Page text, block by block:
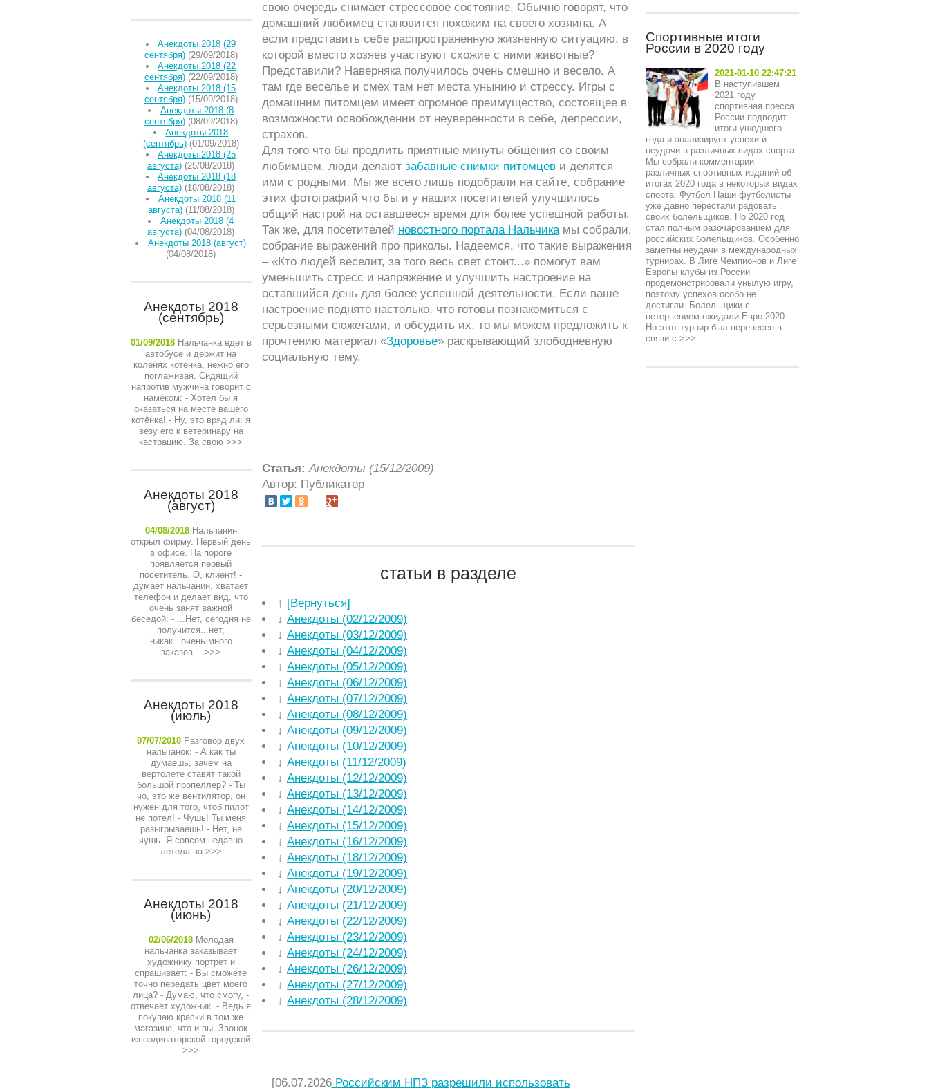
Анекдоты 2018 (29
сентября)(29/09/2018)
Анекдоты 2018 (22
сентября)(22/09/2018)
Анекдоты 2018 (15
сентября)(15/09/2018)
Анекдоты 2018 (8
сентября)(08/09/2018)
Анекдоты 2018
(сентябрь)(01/09/2018)
Анекдоты 2018 (25
августа) (25/08/2018)
Анекдоты 2018 (18
августа) (18/08/2018)
Анекдоты 2018 (11
августа)(11/08/2018)
Анекдоты 2018 (4
августа) (04/08/2018)
Анекдоты 2018 (август)
(04/08/2018)
Анекдоты 2018
(сентябрь)
01/09/2018 Нальчанка едет в
автобусе и держит на
коленях котёнка, нежно его
поглаживая. Сидящий
напротив мужчина говорит с
намёком: - Хотел бы я
оказаться на месте вашего
котёнка! - Ну, это вряд ли: я
везу его к ветеринару на
кастрацию. За свою >>>
Анекдоты 2018
(август)
04/08/2018 Нальчанин
открыл фирму. Первый день
в офисе. На пороге
появляется первый
посетитель. О, клиент! -
думает нальчанин, хватает
телефон и делает вид, что
очень занят важной
беседой: - ...Нет, сегодня не
получится...нет,
никак...очень много
заказов... >>>
Анекдоты 2018
(июль)
07/07/2018 Разговор двух
нальчанок: - А как ты
думаешь, зачем на
вертолете ставят такой
большой пропеллер? - Ты
чо, это же вентилятор, он
нужен для того, чтоб пилот
не потел! - Чушь! Ты меня
разыгрываешь! - Нет, не
чушь. Я совсем недавно
летела на>>>
Анекдоты 2018
(июнь)
02/06/2018 Молодая
нальчанка заказывает
художнику портрет и
спрашивает: - Вы сможете
точно передать цвет моего
лица? - Думаю, что смогу, -
отвечает художник. - Ведь я
покупаю краски в том же
магазине, что и вы. Звонок
из ординаторской городской
>>>
свою очередь снимает стрессовое состояние. Обычно говорят, что
домашний любимец становится похожим на своего хозяина. А
если представить себе распространенную жизненную ситуацию, в
которой вместо хозяев участвуют схожие с ними животные?
Представили? Наверняка получилось очень смешно и весело. А
там где веселье и смех там нет места унынию и стрессу. Игры с
домашним питомцем имеет огромное преимущество, состоящее в
возможности освобождении от неуверенности в себе, депрессии,
страхов.
Для того что бы продлить приятные минуты общения со своим
любимцем, люди делают забавные снимки питомцеви делятся
ими с родными. Мы же всего лишь подобрали на сайте, собрание
этих фотографий что бы и у наших посетителей улучшилось
общий настрой на оставшееся время для более успешной работы.
Так же, для посетителей новостного портала Нальчикамы собрали,
собрание выражений про приколы. Надеемся, что такие выражения
– «Кто людей веселит, за того весь свет стоит...» помогут вам
уменьшить стресс и напряжение и улучшить настроение на
оставшийся день для более успешной деятельности. Если ваше
настроение поднято настолько, что готовы познакомиться с
серьезными сюжетами, и обсудить их, то мы можем предложить к
прочтению материал «Здоровье» раскрывающий злободневную
социальную тему.
Статья: Анекдоты (15/12/2009)
Автор: Публикатор
статьи в разделе
↑ [Вернуться]
↓Анекдоты (02/12/2009)
↓Анекдоты (03/12/2009)
↓Анекдоты (04/12/2009)
↓Анекдоты (05/12/2009)
↓Анекдоты (06/12/2009)
↓Анекдоты (07/12/2009)
↓Анекдоты (08/12/2009)
↓Анекдоты (09/12/2009)
↓Анекдоты (10/12/2009)
↓Анекдоты (11/12/2009)
↓Анекдоты (12/12/2009)
↓Анекдоты (13/12/2009)
↓Анекдоты (14/12/2009)
↓Анекдоты (15/12/2009)
↓Анекдоты (16/12/2009)
↓Анекдоты (18/12/2009)
↓Анекдоты (19/12/2009)
↓Анекдоты (20/12/2009)
↓Анекдоты (21/12/2009)
↓Анекдоты (22/12/2009)
↓Анекдоты (23/12/2009)
↓Анекдоты (24/12/2009)
↓Анекдоты (26/12/2009)
↓Анекдоты (27/12/2009)
↓Анекдоты (28/12/2009)
[06.07.2026Российским НПЗ разрешили использовать
Спортивные итоги
России в 2020 году
2021-01-10 22:47:21
В наступившем
2021 году
спортивная пресса
России подводит
итоги ушедшего
года и анализирует успехи и
неудачи в различных видах спорта.
Мы собрали комментарии
различных спортивных изданий об
итогах 2020 года в некоторых видах
спорта. Футбол Наши футболисты
уже давно перестали радовать
своих болельщиков. Но 2020 год
стал полным разочарованием для
российских болельщиков. Особенно
заметны неудачи в международных
турнирах. В Лиге Чемпионов и Лиге
Европы клубы из России
продемонстрировали унылую игру,
поэтому успехов особо не
достигли. Болельщики с
нетерпением ожидали Евро-2020.
Но этот турнир был перенесен в
связи с >>>